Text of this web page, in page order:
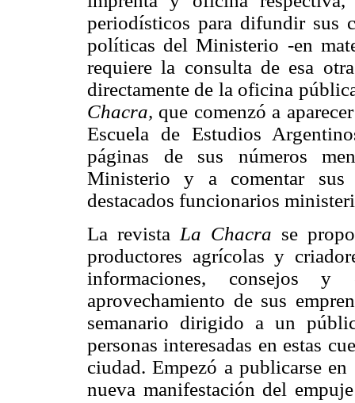
periodísticos para difundir sus
políticas del Ministerio -en
requiere la consulta de esa
directamente de la oficina
Chacra, que comenzó a
Escuela de Estudios
páginas de sus números
Ministerio y a comentar sus
destacados funcionarios
La revista La Chacra se
productores agrícolas y
informaciones, consejos
aprovechamiento de sus
semanario dirigido a un
personas interesadas en estas
ciudad. Empezó a publicarse
nueva manifestación del